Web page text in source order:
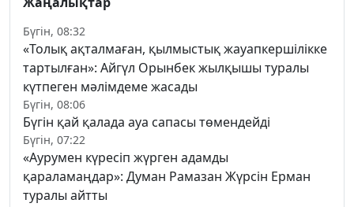
Бүгін, 08:32
«Толық ақталмаған, қылмыстық жауапкершілікке
тартылған»: Айгүл Орынбек жылқышы туралы
күтпеген мәлімдеме жасады
Бүгін, 08:06
Бүгін қай қалада ауа сапасы төмендейді
Бүгін, 07:22
«Аурумен күресіп жүрген адамды
қараламаңдар»: Думан Рамазан Жүрсін Ерман
туралы айтты